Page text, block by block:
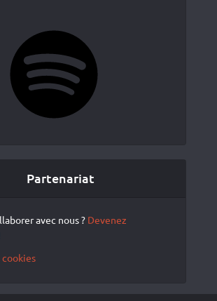
Partenariat
avec nous ? Devenez
cookies